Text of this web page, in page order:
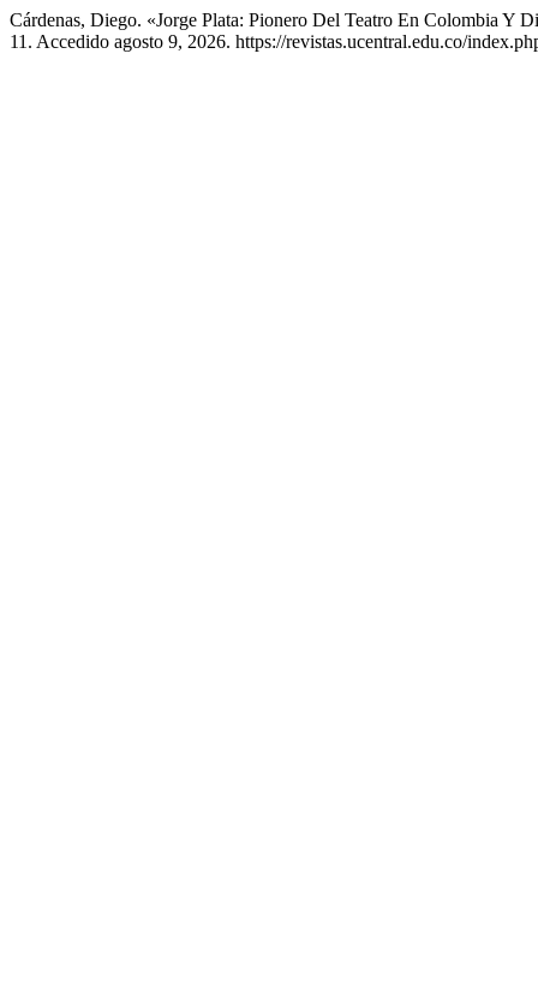
Cárdenas, Diego. «Jorge Plata: Pionero Del Teatro En Colombia Y
11. Accedido agosto 9, 2026. https://revistas.ucentral.edu.co/